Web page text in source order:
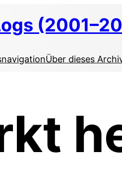
Über dieses